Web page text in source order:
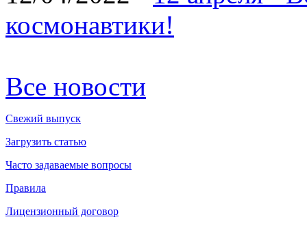
космонавтики!
Все новости
Свежий выпуск
Загрузить статью
Часто задаваемые вопросы
Правила
Лицензионный договор